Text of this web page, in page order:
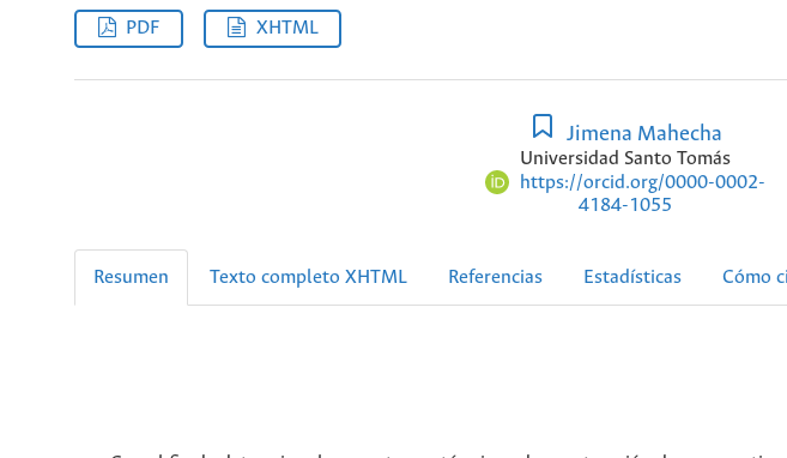
PDF XHTML
Jimena Mahecha
Universidad Santo Tomás
https://orcid.org/0000-0002-
4184-1055
Resumen Texto completo XHTML Referencias Estadísticas Cómo